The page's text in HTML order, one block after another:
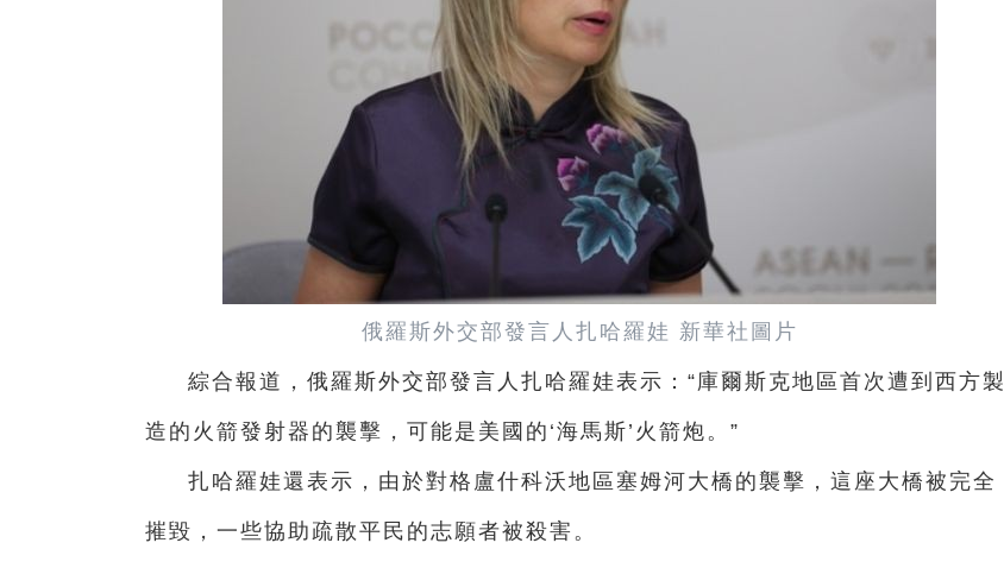
俄羅斯外交部發言人扎哈羅娃 新華社圖片
綜合報道，俄羅斯外交部發言人扎哈羅娃表示：“庫爾斯克地區首次遭到西方製
造的火箭發射器的襲擊，可能是美國的‘海馬斯’火箭炮。”
扎哈羅娃還表示，由於對格盧什科沃地區塞姆河大橋的襲擊，這座大橋被完全
摧毀，一些協助疏散平民的志願者被殺害。